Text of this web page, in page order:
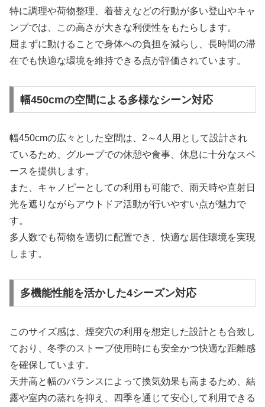
特に調理や荷物整理、着替えなどの行動が多い登山やキャ
ンプでは、この高さが大きな利便性をもたらします。
屈まずに動けることで身体への負担を減らし、長時間の滞
在でも快適な環境を維持できる点が評価されています。
幅450cmの空間による多様なシーン対応
幅450cmの広々とした空間は、2～4人用として設計され
ているため、グループでの休憩や食事、休息に十分なスペ
ースを提供します。
また、キャノピーとしての利用も可能で、雨天時や直射日
光を遮りながらアウトドア活動が行いやすい点が魅力で
す。
多人数でも荷物を適切に配置でき、快適な居住環境を実現
します。
多機能性能を活かした4シーズン対応
このサイズ感は、煙突穴の利用を想定した設計とも合致し
ており、冬季のストーブ使用時にも安全かつ快適な距離感
を確保しています。
天井高と幅のバランスによって換気効果も高まるため、結
露や室内の蒸れを抑え、四季を通じて安心して利用できる